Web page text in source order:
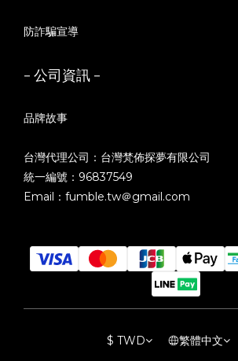
防詐騙宣導
- 公司資訊 -
品牌故事
台灣代理公司：台灣梵佈探夢有限公司
統一編號：96837549
Email：fumble.tw＠gmail.com
$ TWD 繁體中文